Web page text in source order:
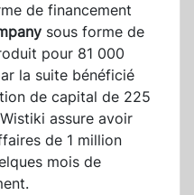
de financement
sous forme de
pour 81 000
la suite bénéficié
de capital de 225
assure avoir
de 1 million
mois de